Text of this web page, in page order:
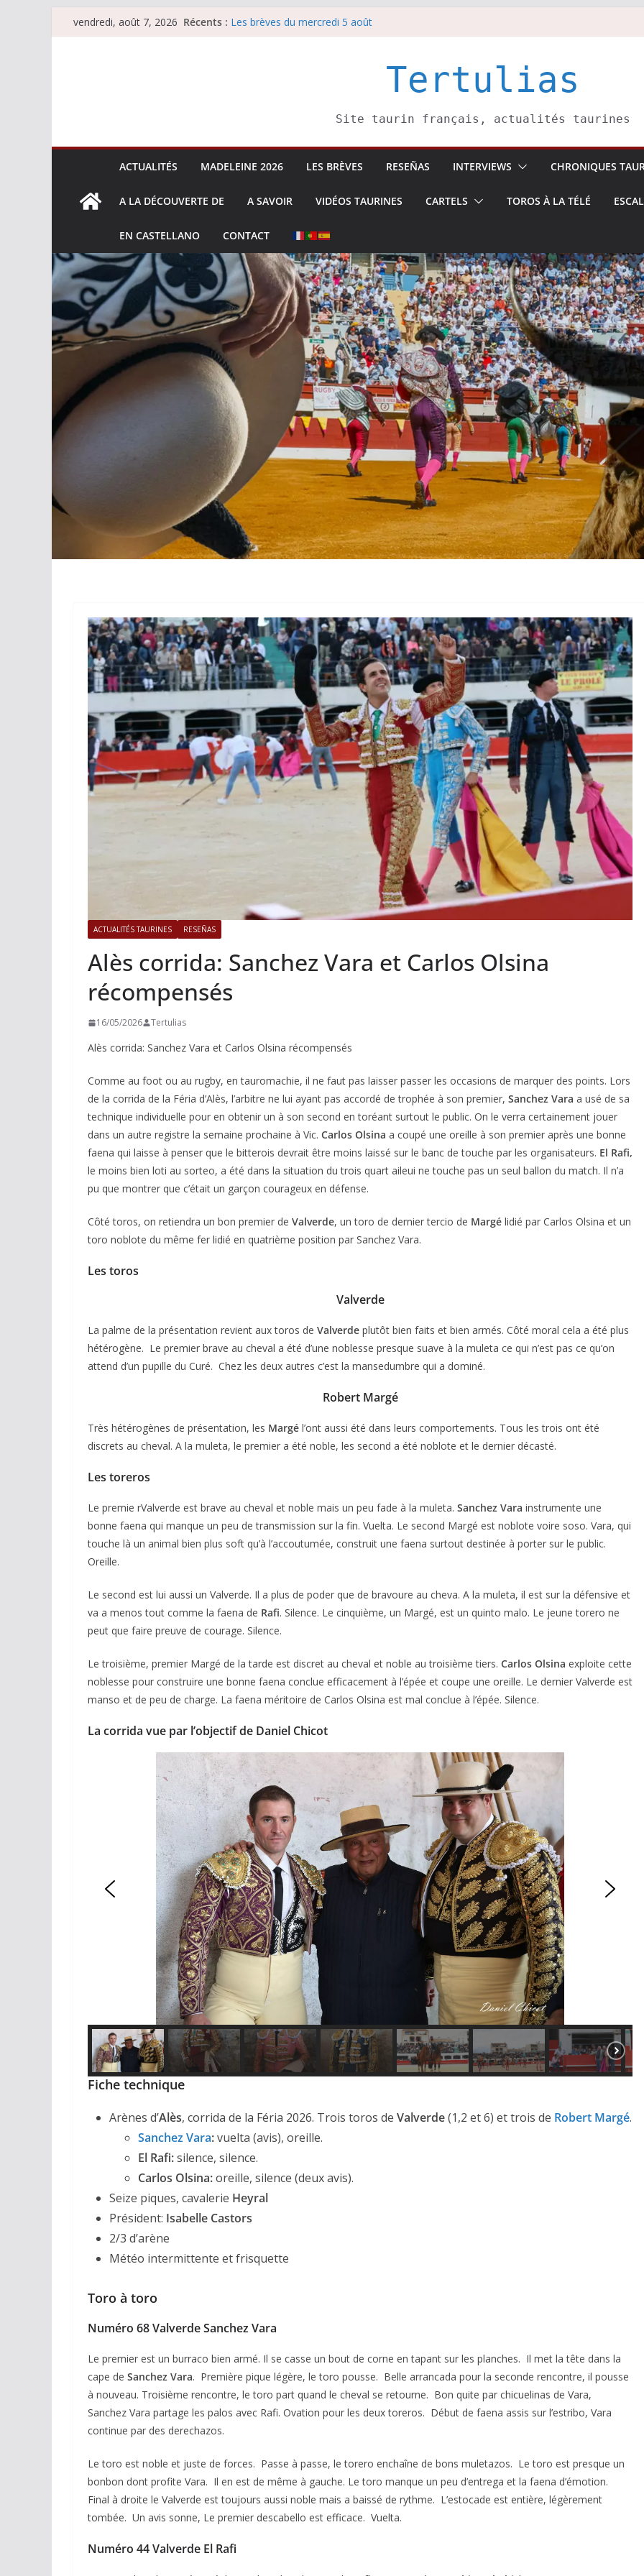
Passervendredi, août 7, 2026 Récents : Les brèves du mercredi 5 août
Tertulias
Site taurin français, actualités taurines
ACTUALITÉS MADELEINE 2026 LES BRÈVES RESEÑAS INTERVIEWS CHRONIQUES
A LA DÉCOUVERTE DE A SAVOIR VIDÉOS TAURINES CARTELS TOROS À LA TÉLÉ
EN CASTELLANO CONTACT
ACTUALITÉS TAURINES RESEÑAS
Alès corrida: Sanchez Vara et Carlos Olsina
récompensés
16/05/2026 Tertulias
Alès corrida: Sanchez Vara et Carlos Olsina récompensés
Comme au foot ou au rugby, en tauromachie, il ne faut pas laisser passer les occasions de marquer des points. Lors
de la corrida de la Féria d’Alès, l’arbitre ne lui ayant pas accordé de trophée à son premier, Sanchez Vara a usé de sa
technique individuelle pour en obtenir un à son second en toréant surtout le public. On le verra certainement jouer
dans un autre registre la semaine prochaine à Vic. Carlos Olsina a coupé une oreille à son premier après une bonne
faena qui laisse à penser que le bitterois devrait être moins laissé sur le banc de touche par les organisateurs. El Rafi,
le moins bien loti au sorteo, a été dans la situation du trois quart aileui ne touche pas un seul ballon du match. Il n’a
pu que montrer que c’était un garçon courageux en défense.
Côté toros, on retiendra un bon premier de Valverde, un toro de dernier tercio de Margé lidié par Carlos Olsina et un
toro noblote du même fer lidié en quatrième position par Sanchez Vara.
Les toros
Valverde
La palme de la présentation revient aux toros de Valverde plutôt bien faits et bien armés. Côté moral cela a été plus
hétérogène. Le premier brave au cheval a été d’une noblesse presque suave à la muleta ce qui n’est pas ce qu’on
attend d’un pupille du Curé. Chez les deux autres c’est la mansedumbre qui a dominé.
Robert Margé
Très hétérogènes de présentation, les Margé l’ont aussi été dans leurs comportements. Tous les trois ont été
discrets au cheval. A la muleta, le premier a été noble, les second a été noblote et le dernier décasté.
Les toreros
Le premie rValverde est brave au cheval et noble mais un peu fade à la muleta. Sanchez Vara instrumente une
bonne faena qui manque un peu de transmission sur la fin. Vuelta. Le second Margé est noblote voire soso. Vara, qui
touche là un animal bien plus soft qu’à l’accoutumée, construit une faena surtout destinée à porter sur le public.
Oreille.
Le second est lui aussi un Valverde. Il a plus de poder que de bravoure au cheva. A la muleta, il est sur la défensive et
va a menos tout comme la faena de Rafi. Silence. Le cinquième, un Margé, est un quinto malo. Le jeune torero ne
peut que faire preuve de courage. Silence.
Le troisième, premier Margé de la tarde est discret au cheval et noble au troisième tiers. Carlos Olsina exploite cette
noblesse pour construire une bonne faena conclue efficacement à l’épée et coupe une oreille. Le dernier Valverde est
manso et de peu de charge. La faena méritoire de Carlos Olsina est mal conclue à l’épée. Silence.
La corrida vue par l’objectif de Daniel Chicot
Fiche technique
Arènes d’Alès, corrida de la Féria 2026. Trois toros de Valverde(1,2 et 6) et trois de Robert Margé.
Sanchez Vara:vuelta (avis), oreille.
El Rafi:silence, silence.
Carlos Olsina:oreille, silence (deux avis).
Seize piques, cavalerie Heyral
Président: Isabelle Castors
2/3 d’arène
Météo intermittente et frisquette
Toro à toro
Numéro 68 Valverde Sanchez Vara
Le premier est un burraco bien armé. Il se casse un bout de corne en tapant sur les planches. Il met la tête dans la
cape de Sanchez Vara. Première pique légère, le toro pousse. Belle arrancada pour la seconde rencontre, il pousse
à nouveau. Troisième rencontre, le toro part quand le cheval se retourne. Bon quite par chicuelinas de Vara,
Sanchez Vara partage les palos avec Rafi. Ovation pour les deux toreros. Début de faena assis sur l’estribo, Vara
continue par des derechazos.
Le toro est noble et juste de forces. Passe à passe, le torero enchaîne de bons muletazos. Le toro est presque un
bonbon dont profite Vara. Il en est de même à gauche. Le toro manque un peu d’entrega et la faena d’émotion.
Final à droite le Valverde est toujours aussi noble mais a baissé de rythme. L’estocade est entière, légèrement
tombée. Un avis sonne, Le premier descabello est efficace. Vuelta.
Numéro 44 Valverde El Rafi
ACTUALITÉS TAURINES PHOTOS TAURINES 2026
Istres, l’ouverture en
photos
19/06/2026 Tertulias
ACTUALITÉS TAURINES PHOTOS TAURINES 2026
Bayonne, la corrida
des fêtes en photos
17/07/2026 Tertulias
espérances.
02/04/2026 Olivier Castelnau
ultimes émotions
18/06/2026 Olivier Castelnau